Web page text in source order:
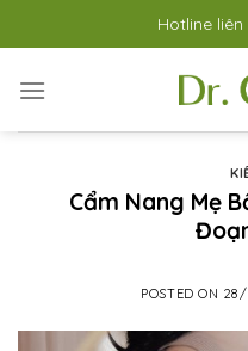
to
Hotline liên
Cẩm Nang Mẹ
POSTED ON 28/